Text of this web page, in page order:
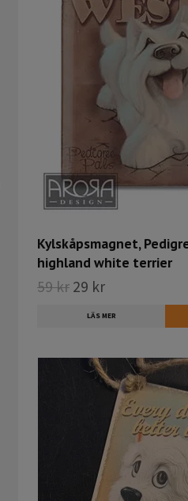
Kylskåpsmagnet,
highland white terrier
59 kr 29 kr
LÄS MER